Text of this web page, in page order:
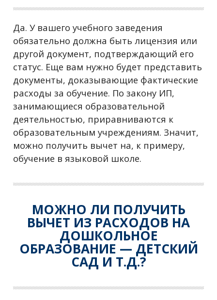
Да. У вашего учебного заведения
обязательно должна быть лицензия или
другой документ, подтверждающий его
статус. Еще вам нужно будет представить
документы, доказывающие фактические
расходы за обучение. По закону ИП,
занимающиеся образовательной
деятельностью, приравниваются к
образовательным учреждениям. Значит,
можно получить вычет на, к примеру,
обучение в языковой школе.
МОЖНО ЛИ ПОЛУЧИТЬ
ВЫЧЕТ ИЗ РАСХОДОВ НА
ДОШКОЛЬНОЕ
ОБРАЗОВАНИЕ — ДЕТСКИЙ
САД И Т.Д.?